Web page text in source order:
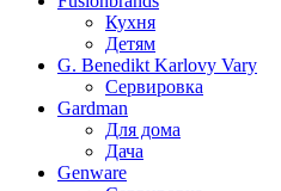
Кухня
Детям
G. Benedikt Karlovy Vary
Сервировка
Gardman
Для дома
Дача
Genware